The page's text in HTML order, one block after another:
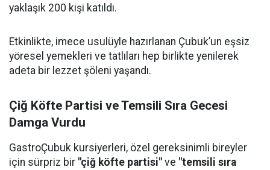
yaklaşık 200 kişi katıldı.
Etkinlikte, imece usulüyle hazırlanan Çubuk’un eşsiz
yöresel yemekleri ve tatlıları hep birlikte yenilerek
adeta bir lezzet şöleni yaşandı.
Çiğ Köfte Partisi ve Temsili Sıra Gecesi
Damga Vurdu
GastroÇubuk kursiyerleri, özel gereksinimli bireyler
için sürpriz bir "çiğ köfte partisi" ve "temsili sıra